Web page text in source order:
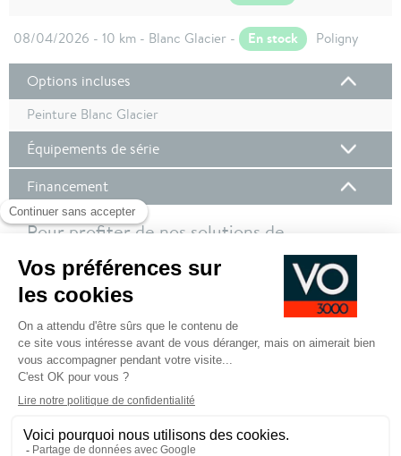
08/04/2026 - 10 km - Blanc Glacier - En stock Poligny
Options incluses
Peinture Blanc Glacier
Équipements de série
Financement
Pour profiter de nos solutions de
financement, nous vous invitons à vous
connecter à votre compte client !
Pour plus de de détails sur nos offres de financement,
cliquez ici
SE CONNECTER POUR DEMANDER UN